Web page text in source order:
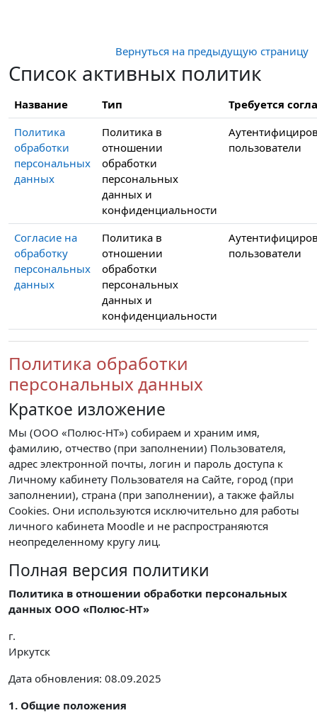
Вернуться на предыдущую страницу
Список активных политик
Название Тип
Требуется
Политика
обработки
персональных
данных
Политика в
отношении
обработки
персональных
данных и
конфиденциальности
пользователи
Согласие на
обработку
персональных
данных
Политика в
отношении
обработки
персональных
данных и
конфиденциальности
пользователи
Политика обработки
персональных данных
Краткое изложение
Мы (ООО «Полюс-НТ») собираем и храним имя,
фамилию, отчество (при заполнении) Пользователя,
адрес электронной почты, логин и пароль доступа к
Личному кабинету Пользователя на Сайте, город (при
заполнении), страна (при заполнении), а также файлы
Cookies. Они используются исключительно для работы
личного кабинета Moodle и не распространяются
неопределенному кругу лиц.
Полная версия политики
Политика в отношении обработки персональных
данных ООО «Полюс-НТ»
г.
Иркутск
Дата обновления: 08.09.2025
1. Общие положения